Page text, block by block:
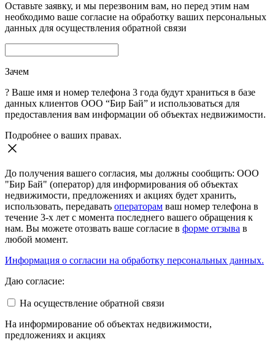
Оставьте заявку, и мы перезвоним вам, но перед этим нам
необходимо ваше согласие на обработку ваших персональных
данных для осуществления обратной связи
Зачем
? Ваше имя и номер телефона 3 года будут храниться в базе
данных клиентов ООО “Бир Бай” и использоваться для
предоставления вам информации об объектах недвижимости.
Подробнее о ваших правах.
До получения вашего согласия, мы должны сообщить: ООО
"Бир Бай" (оператор) для информирования об объектах
недвижимости, предложениях и акциях будет хранить,
использовать, передавать операторам ваш номер телефона в
течение 3-х лет с момента последнего вашего обращения к
нам. Вы можете отозвать ваше согласие в форме отзыва в
любой момент.
Информация о согласии на обработку персональных данных.
Даю согласие:
На осуществление обратной связи
На информирование об объектах недвижимости,
предложениях и акциях